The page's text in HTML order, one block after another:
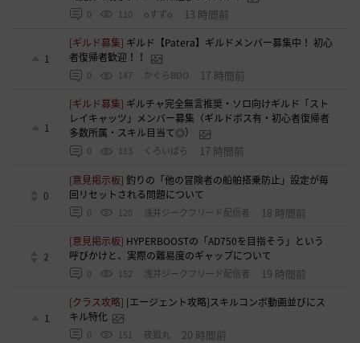
0 110 oすずo 13 時間前
1
[ギルド募集] ギルド【Patera】ギルドメンバー募集中！ 初心
者復帰者歓迎！！
0 147 かぐらBDO 17 時間前
1
[ギルド募集] ギルチャ完全無言推奨・ソロ向けギルド「スト
レイキャッツ」メンバー募集（ギルドボス有・初心者復帰者
多数所属・スキル目当て◎）
0 113 くろいばら 17 時間前
0
[意見掲示板]釣りの「他の冒険者の船舶搭乗防止」設定が毎
回リセットされる問題について
0 120 浅井ジークフリード配信者 18 時間前
2
[意見掲示板] HYPERBOOSTの「AD750を目指そう」という
呼びかけと、実際の難易度のギャップについて
0 152 浅井ジークフリード配信者 19 時間前
1
[クラス攻略] [エージェント攻略]スキルコンボ動画並びにス
キル特化
0 151 夜狐丸 20 時間前